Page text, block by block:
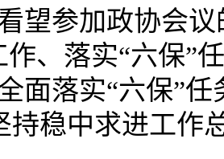
望参加政协会
作、落实“六保”
面落实“六保”
持稳中求进工作